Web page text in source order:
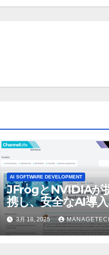
AI SOFTWARE DEVELOPMENT
JFrogとNVIDIAが
携し、安全なAI導
強化
3月 18, 2025